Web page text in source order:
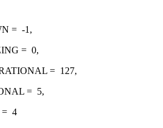
= -1 ,
= 0,
= 127,
= 5,
4